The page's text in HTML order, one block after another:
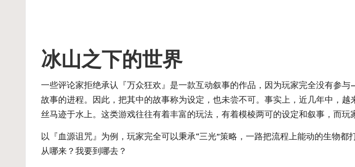
冰山之下的世界
一些评论家拒绝承认『万众狂欢』是一款互动叙事的作品，因为玩家完全没有参
故事的进程。因此，把其中的故事称为设定，也未尝不可。事实上，近几年中，
丝马迹于水上。这类游戏往往有着丰富的玩法，有着模棱两可的设定和叙事，而玩
以『血源诅咒』为例，玩家完全可以秉承“三光”策略，一路把流程上能动的生物
从哪来？我要到哪去？